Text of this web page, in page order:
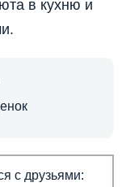
в кухню и
с друзьями: